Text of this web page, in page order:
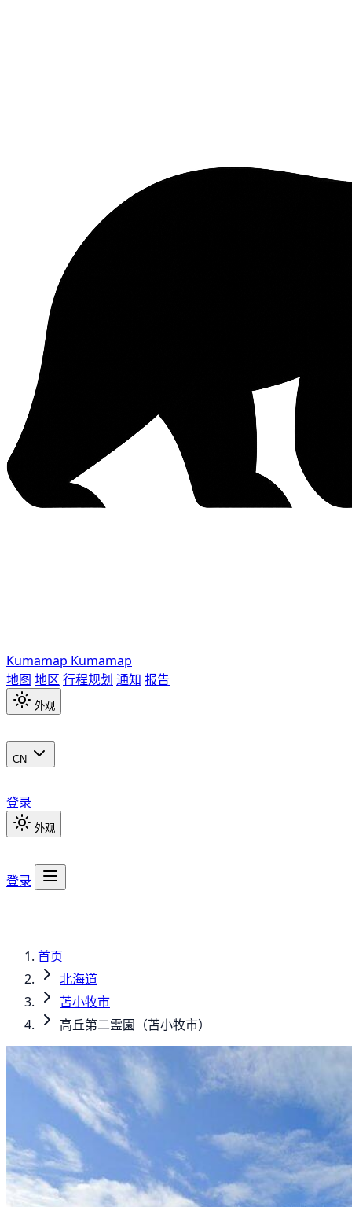
Kumamap Kumamap
地图 地区 行程规划 通知 报告
外观
CN
登录
外观
登录
首页
北海道
苫小牧市
高丘第二霊園（苫小牧市）